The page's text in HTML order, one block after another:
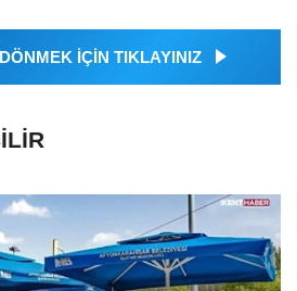
İÇİN TIKLAYINIZ